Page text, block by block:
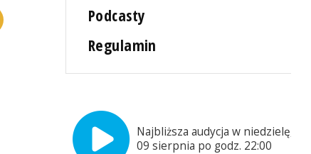
Podcasty
Regulamin
Najbliższa audycja w niedzielę,
09 sierpnia po godz. 22:00